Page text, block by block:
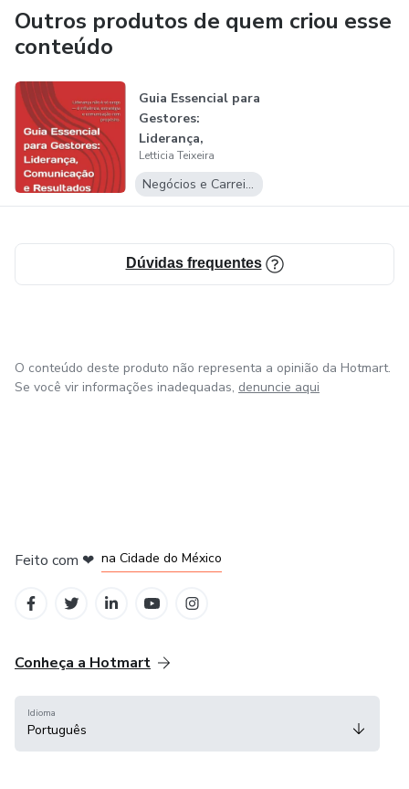
conteúdo de alta qualidade a um preço acessível. Seu
objetivo é democratizar o conhecimento que,
tradicionalmente, é disponibilizado apenas em cursos de
pós-graduação, permitindo que mais pessoas tenham
acesso a informações valiosas e aplicáveis no mercado.
Outros produtos de quem criou esse
conteúdo
Guia Essencial para
Gestores:
Liderança,
Comunicação e
Resul...
Letticia Teixeira
Negócios e Carreira
Dúvidas frequentes
O conteúdo deste produto não representa a opinião da Hotmart.
Se você vir informações inadequadas, denuncie aqui
Feito com ❤ na Cidade do México
Conheça a Hotmart
Idioma
Português